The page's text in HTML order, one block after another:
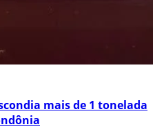
mais de 1 tonelada